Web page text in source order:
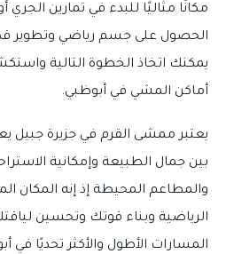
مكانًا مثاليًا للبدء في تمارين
الحصول على جسم رياضي وتطوير
يمكنك اتخاذ الخطوة التالية
أماكن المشي في أبوظبي.
يعتبر ممشى القرم في جزيرة جبيل
بين جمال الطبيعة وإمكانية
والمطاعم المحيطة إذ إنه المكان
الرياضية وبناء قوتك وتحسين
المسارات الأطول والأكثر تحديًا في